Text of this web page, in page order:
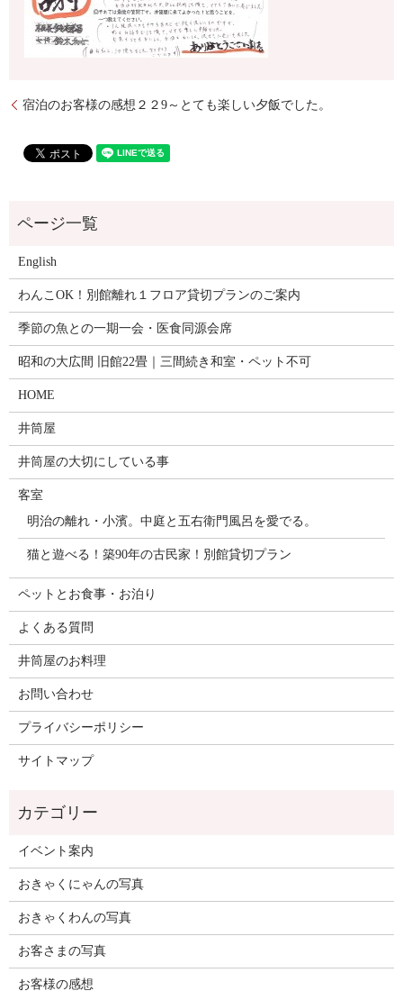
宿泊のお客様の感想２２9～とても楽しい夕飯でした。
English
わんこOK！別館離れ１フロア貸切プランのご案内
季節の魚との一期一会・医食同源会席
昭和の大広間 旧館22畳｜三間続き和室・ペット不可
HOME
井筒屋
井筒屋の大切にしている事
客室
明治の離れ・小濱。中庭と五右衛門風呂を愛でる。
猫と遊べる！築90年の古民家！別館貸切プラン
ペットとお食事・お泊り
よくある質問
井筒屋のお料理
お問い合わせ
プライバシーポリシー
サイトマップ
イベント案内
おきゃくにゃんの写真
おきゃくわんの写真
お客さまの写真
お客様の感想